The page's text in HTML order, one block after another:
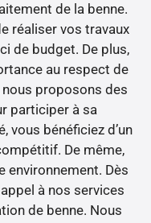
de la benne.
réaliser vos travaux
de budget. De plus,
au respect de
proposons des
participer à sa
vous bénéficiez d’un
De même,
environnement. Dès
à nos services
de benne. Nous